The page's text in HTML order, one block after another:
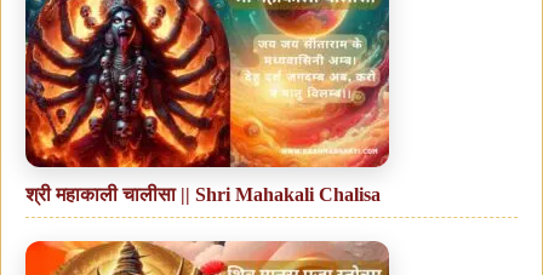
श्री महाकाली चालीसा || Shri Mahakali Chalisa